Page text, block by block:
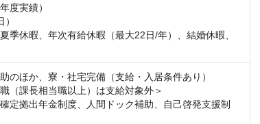
度実績）
季休暇、年次有給休暇（最大22日/年）、結婚休暇、
のほか、寮・社宅完備（支給・入居条件あり）
（課長相当職以上）は支給対象外＞
定拠出年金制度、人間ドック補助、自己啓発支援制